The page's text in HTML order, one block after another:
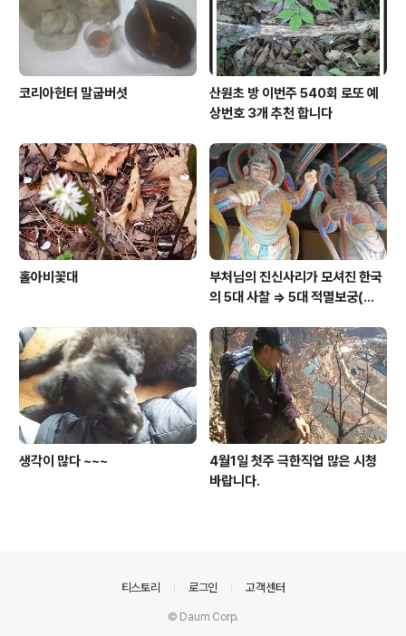
코리아헌터 말굽버섯
산원초 방 이번주 540회 로또 예
상번호 3개 추천 합니다
홀아비꽃대
부처님의 진신사리가 모셔진 한국
의 5대 사찰 => 5대 적멸보궁(寂
생각이 많다 ~~~
4월1일 첫주 극한직업 많은 시청
바랍니다.
티스토리 로그인 고객센터
© Daum Corp.